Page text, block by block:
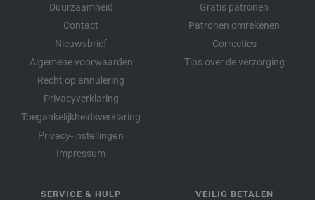
Duurzaamheid
Contact
Nieuwsbrief
Algemene voorwaarden
Recht op annulering
Privacyverklaring
Toegankelijkheidsverklaring
Privacy-instellingen
Impressum
Gratis patronen
Patronen omrekenen
Correcties
Tips over de verzorging
SERVICE & HULP VEILIG BETALEN